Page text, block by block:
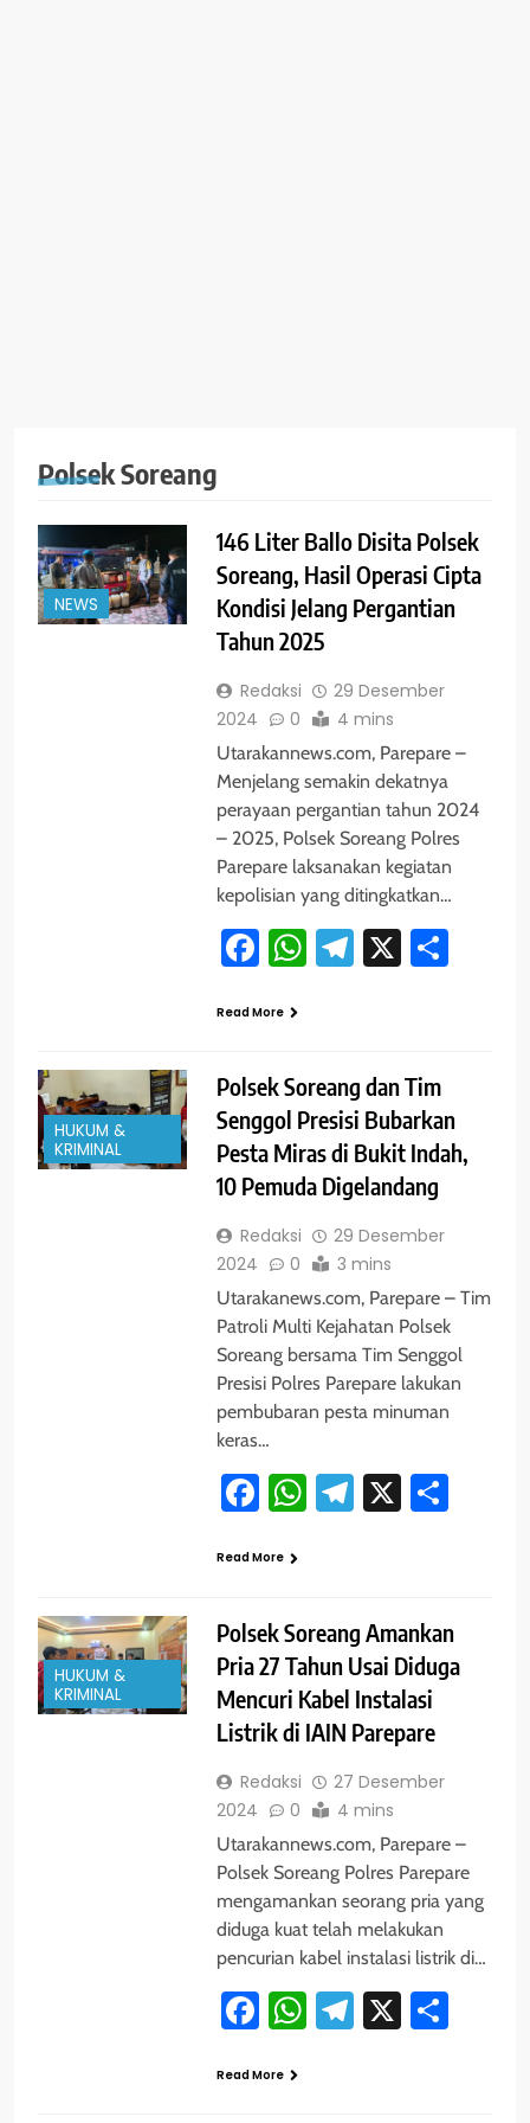
Polsek Soreang
NEWS
146 Liter Ballo Disita Polsek
Soreang, Hasil Operasi Cipta
Kondisi Jelang Pergantian
Tahun 2025
Redaksi
29 Desember
2024
0 4 mins
Utarakannews.com, Parepare –
Menjelang semakin dekatnya
perayaan pergantian tahun 2024
– 2025, Polsek Soreang Polres
Parepare laksanakan kegiatan
kepolisian yang ditingkatkan…
Facebook
WhatsApp
Telegram
X
Read More
HUKUM &
KRIMINAL
Polsek Soreang dan Tim
Senggol Presisi Bubarkan
Pesta Miras di Bukit Indah,
10 Pemuda Digelandang
Redaksi
29 Desember
2024
0 3 mins
Utarakanews.com, Parepare – Tim
Patroli Multi Kejahatan Polsek
Soreang bersama Tim Senggol
Presisi Polres Parepare lakukan
pembubaran pesta minuman
keras…
Facebook
WhatsApp
Telegram
X
Read More
HUKUM &
KRIMINAL
Polsek Soreang Amankan
Pria 27 Tahun Usai Diduga
Mencuri Kabel Instalasi
Listrik di IAIN Parepare
Redaksi
27 Desember
2024
0 4 mins
Utarakannews.com, Parepare –
Polsek Soreang Polres Parepare
mengamankan seorang pria yang
diduga kuat telah melakukan
pencurian kabel instalasi listrik di…
Facebook
WhatsApp
Telegram
X
Read More